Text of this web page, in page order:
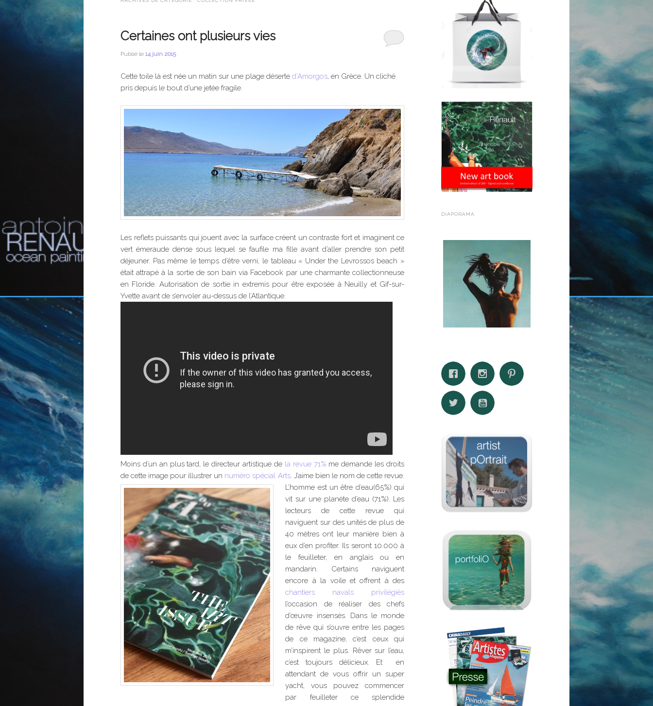
Certaines ont plusieurs vies
Publié le 14 juin 2015
Cette toile là est née un matin sur une plage déserte d’Amorgos, en Grèce. Un cliché
pris depuis le bout d’une jetée fragile.
Les reflets puissants qui jouent avec la surface créent un contraste fort et imaginent ce
vert émeraude dense sous lequel se faufile ma fille avant d’aller prendre son petit
déjeuner. Pas même le temps d’être verni, le tableau « Under the Levrossos beach »
était attrapé à la sortie de son bain via Facebook par une charmante collectionneuse
en Floride. Autorisation de sortie in extremis pour être exposée à Neuilly et Gif-sur-
Yvette avant de s’envoler au-dessus de l’Atlantique.
Moins d’un an plus tard, le directeur artistique de la revue 71% me demande les droits
de cette image pour illustrer un numéro spécial Arts. J’aime bien le nom de cette revue.
L’homme est un être d’eau(65%) qui
vit sur une planète d’eau (71%). Les
lecteurs de cette revue qui
naviguent sur des unités de plus de
40 mètres ont leur manière bien à
eux d’en profiter. Ils seront 10.000 à
le feuilleter, en anglais ou en
mandarin. Certains naviguent
encore à la voile et offrent à des
chantiers navals privilégiés
l’occasion de réaliser des chefs
d’œuvre insensés. Dans le monde
de rêve qui s’ouvre entre les pages
de ce magazine, c’est ceux qui
m’inspirent le plus. Rêver sur l’eau,
c’est toujours délicieux. Et en
attendant de vous offrir un super
yacht, vous pouvez commencer
par feuilleter ce splendide
DIAPORAMA